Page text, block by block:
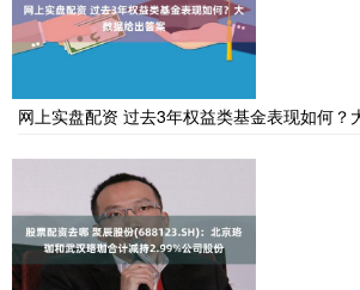
网上实盘配资 过去3年权益类基金表现如何？